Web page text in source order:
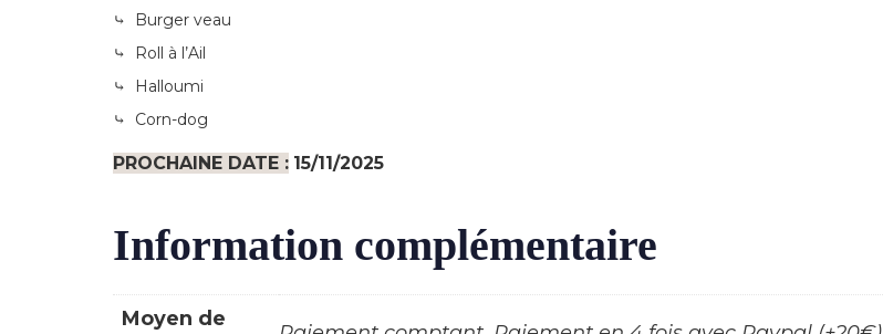
⤷ Burger veau
⤷ Roll à l’Ail
⤷ Halloumi
⤷ Corn-dog
PROCHAINE DATE : 15/11/2025
Information complémentaire
Moyen de